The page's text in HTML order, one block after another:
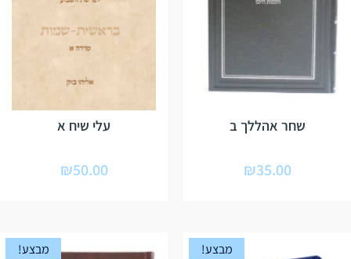
שחר אהללך ב
₪35.00
עלי שיח א
₪50.00
מבצע! מבצע!